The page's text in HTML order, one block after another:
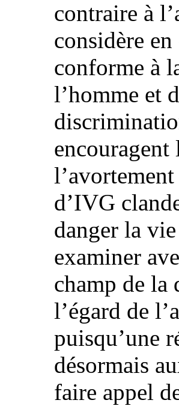
contraire à
considère
conforme à
l’homme et
encouragent
d’IVG
danger la
examiner
champ de la
l’égard de
puisqu’une
désormais
faire appel